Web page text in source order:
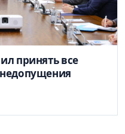
принять все